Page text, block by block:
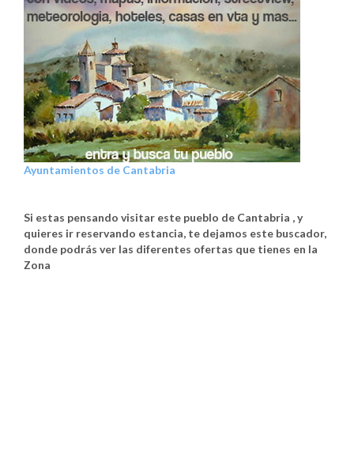
Ayuntamientos de Cantabria
Si estas pensando visitar este pueblo de Cantabria , y
quieres ir reservando estancia, te dejamos este buscador,
donde podrás ver las diferentes ofertas que tienes en la
Zona